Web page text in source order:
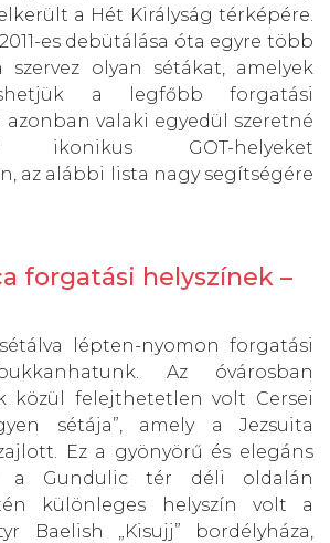
a Hét Királyság térképére.
es debütálása óta egyre több
olyan sétákat, amelyek
a legfőbb forgatási
azonban valaki egyedül szeretné
GOT-helyeket
az alábbi lista nagy segítségére
forgatási helyszínek –
lépten-nyomon forgatási
Az óvárosban
közül felejthetetlen volt Cersei
sétája”, amely a Jezsuita
Ez a gyönyörű és elegáns
a Gundulic tér déli oldalán
különleges helyszín volt a
Baelish „Kisujj” bordélyháza,